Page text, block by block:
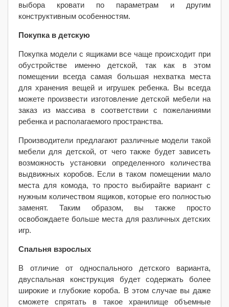
выбора кровати по параметрам и другим
конструктивным особенностям.
Покупка в детскую
Покупка модели с ящиками все чаще происходит при
обустройстве именно детской, так как в этом
помещении всегда самая большая нехватка места
для хранения вещей и игрушек ребенка. Вы всегда
можете произвести изготовление детской мебели на
заказ из массива в соответствии с пожеланиями
ребенка и располагаемого пространства.
Производители предлагают различные модели такой
мебели для детской, от чего также будет зависеть
возможность установки определенного количества
выдвижных коробов. Если в таком помещении мало
места для комода, то просто выбирайте вариант с
нужным количеством ящиков, которые его полностью
заменят. Таким образом, вы также просто
освобождаете больше места для различных детских
игр.
Спальня взрослых
В отличие от односпального детского варианта,
двуспальная конструкция будет содержать более
широкие и глубокие короба. В этом случае вы даже
сможете спрятать в такое хранилище объемные